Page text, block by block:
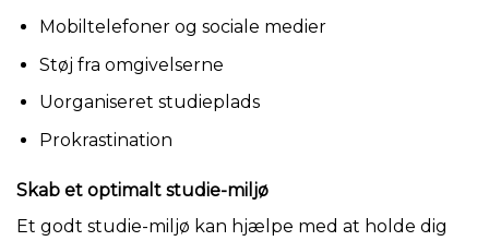
Mobiltelefoner og sociale medier
Støj fra omgivelserne
Uorganiseret studieplads
Prokrastination
Skab et optimalt studie-miljø
Et godt studie-miljø kan hjælpe med at holde dig